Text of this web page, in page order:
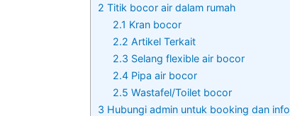
2 Titik bocor air dalam rumah
2.1 Kran bocor
2.2 Artikel Terkait
2.3 Selang flexible air bocor
2.4 Pipa air bocor
2.5 Wastafel/Toilet bocor
3 Hubungi admin untuk booking dan info